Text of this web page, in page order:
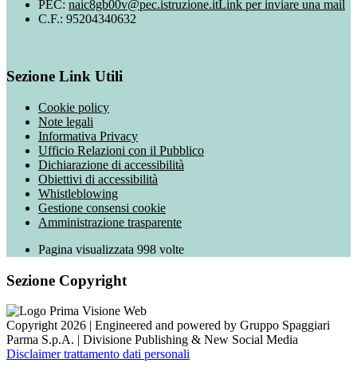
PEC: naic8gb00v@pec.istruzione.itLink per inviare una mail
C.F.: 95204340632
Sezione Link Utili
Cookie policy
Note legali
Informativa Privacy
Ufficio Relazioni con il Pubblico
Dichiarazione di accessibilità
Obiettivi di accessibilità
Whistleblowing
Gestione consensi cookie
Amministrazione trasparente
Pagina visualizzata 998 volte
Sezione Copyright
Copyright 2026 | Engineered and powered by Gruppo Spaggiari
Parma S.p.A. | Divisione Publishing & New Social Media
Disclaimer trattamento dati personali